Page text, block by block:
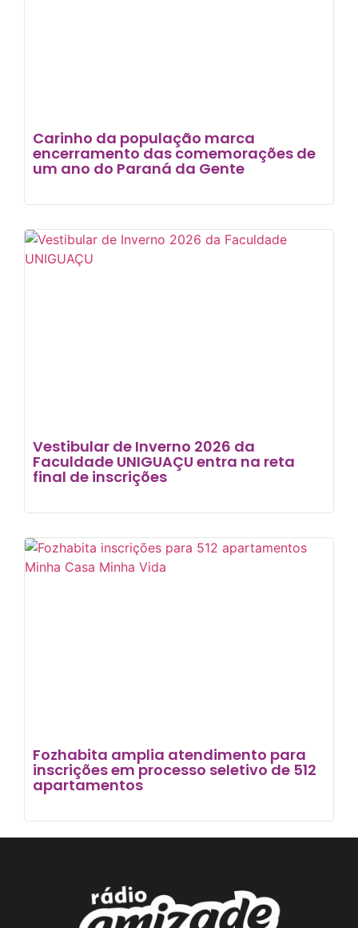
Carinho da população marca
encerramento das comemorações de
um ano do Paraná da Gente
Vestibular de Inverno 2026 da
Faculdade UNIGUAÇU entra na reta
final de inscrições
Fozhabita amplia atendimento para
inscrições em processo seletivo de 512
apartamentos